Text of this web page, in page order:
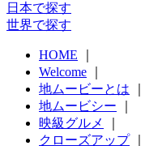
日本で探す
世界で探す
HOME
Welcome
地ムービーとは
地ムービシー
映級グルメ
クローズアップ｜